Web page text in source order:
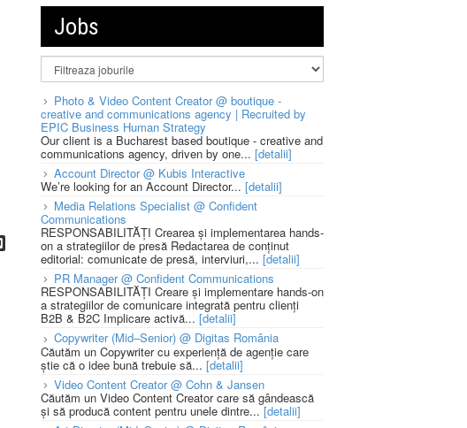
Jobs
Photo & Video Content Creator @ boutique -
creative and communications agency | Recruited by
EPIC Business Human Strategy
Our client is a Bucharest based boutique - creative and
communications agency, driven by one... [detalii]
Account Director @ Kubis Interactive
We’re looking for an Account Director... [detalii]
Media Relations Specialist @ Confident
Communications
RESPONSABILITĂȚI Crearea și implementarea hands-
on a strategiilor de presă Redactarea de conținut
editorial: comunicate de presă, interviuri,... [detalii]
PR Manager @ Confident Communications
RESPONSABILITĂȚI Creare și implementare hands-on
a strategiilor de comunicare integrată pentru clienți
B2B & B2C Implicare activă... [detalii]
Copywriter (Mid–Senior) @ Digitas România
Căutăm un Copywriter cu experiență de agenție care
știe că o idee bună trebuie să... [detalii]
Video Content Creator @ Cohn & Jansen
Căutăm un Video Content Creator care să gândească
și să producă content pentru unele dintre...[detalii]